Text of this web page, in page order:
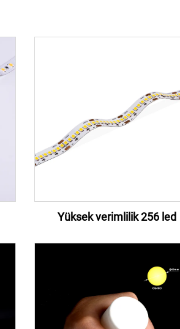
Yüksek verimlilik 256 led